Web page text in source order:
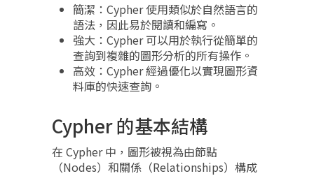
簡潔：Cypher 使用類似於自然語言的
語法，因此易於閱讀和編寫。
強大：Cypher 可以用於執行從簡單的
查詢到複雜的圖形分析的所有操作。
高效：Cypher 經過優化以實現圖形資
料庫的快速查詢。
Cypher 的基本結構
在 Cypher 中，圖形被視為由節點
（Nodes）和關係（Relationships）構成